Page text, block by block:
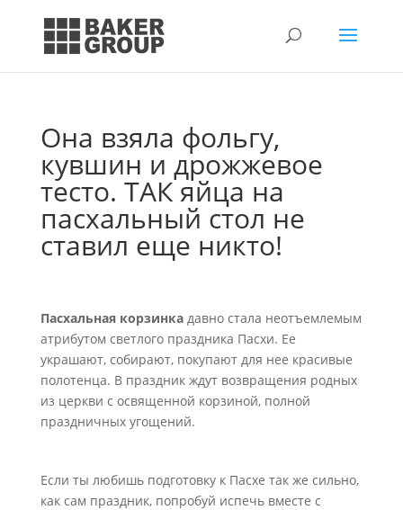
Она взяла фольгу,
кувшин и дрожжевое
тесто. ТАК яйца на
пасхальный стол не
ставил еще никто!
Пасхальная корзинкадавно стала неотъемлемым
атрибутом светлого праздника Пасхи. Ее
украшают, собирают, покупают для нее красивые
полотенца. В праздник ждут возвращения родных
из церкви с освященной корзиной, полной
праздничных угощений.
Если ты любишь подготовку к Пасхе так же сильно,
как сам праздник, попробуй испечь вместе с